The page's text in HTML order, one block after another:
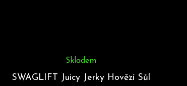
SWAGLIFT Juicy Jerky Hovězí Sůl
Skladem